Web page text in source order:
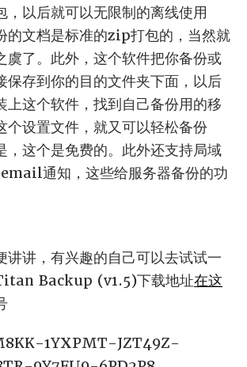
，以后就可以无限制的离线使用
的文档是标准的zip打包的，当然就
虞了。此外，这个软件把你备份或
保存到你的目的文件夹下面，以后
上这个软件，找到自己备份用的移
个设置文件，就又可以轻松备份
，这个是免费的。此外还支持局域
通知，这些给服务器备份的功
讲讲，有兴趣的自己可以去试试一
Backup (v1.5)下载地址在这
1YXPMT-JZT49Z-